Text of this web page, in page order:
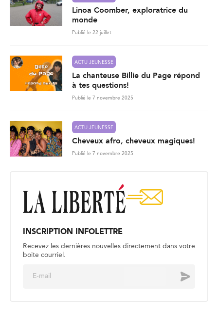
Linoa Coomber, exploratrice du
monde
Publié le 22 juillet
ACTU JEUNESSE
La chanteuse Billie du Page répond
à tes questions!
Publié le 7 novembre 2025
ACTU JEUNESSE
Cheveux afro, cheveux magiques!
Publié le 7 novembre 2025
INSCRIPTION INFOLETTRE
Recevez les dernières nouvelles directement dans votre
boite courriel.
Envoyer